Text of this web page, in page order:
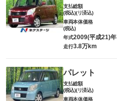
支払総額
(税込)(リ済込)
車両本体価格
(税込)
年式2009(平成21)年
走行3.8万km
パレット
支払総額
(税込)(リ済込)
車両本体価格